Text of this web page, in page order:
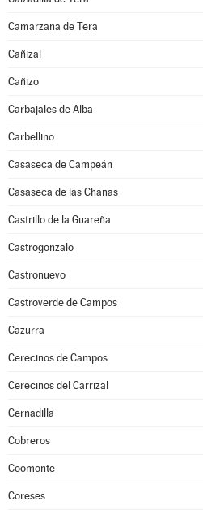
Camarzana de Tera
Cañizal
Cañizo
Carbajales de Alba
Carbellino
Casaseca de Campeán
Casaseca de las Chanas
Castrillo de la Guareña
Castrogonzalo
Castronuevo
Castroverde de Campos
Cazurra
Cerecinos de Campos
Cerecinos del Carrizal
Cernadilla
Cobreros
Coomonte
Coreses